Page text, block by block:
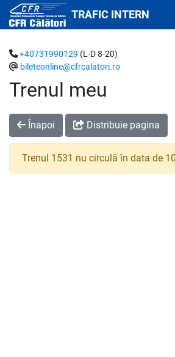
TRAFIC INTERN
Trenul meu
+40731990129 (L-D 8-20)
bileteonline@cfrcalatori.ro
Înapoi Distribuie pagina
Trenul 1531 nu circulă în data de